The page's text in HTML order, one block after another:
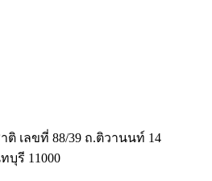
เลขที่ 88/39 ถ.ติวานนท์ 14
บุรี 11000